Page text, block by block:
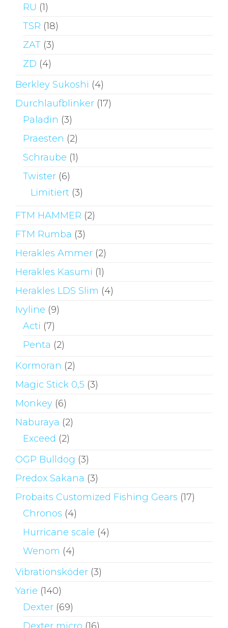
RU (1)
TSR (18)
ZAT (3)
ZD (4)
Berkley Sukoshi (4)
Durchlaufblinker (17)
Paladin (3)
Praesten (2)
Schraube (1)
Twister (6)
Limitiert (3)
FTM HAMMER (2)
FTM Rumba (3)
Herakles Ammer (2)
Herakles Kasumi (1)
Herakles LDS Slim (4)
Ivyline (9)
Acti (7)
Penta (2)
Kormoran (2)
Magic Stick 0,5 (3)
Monkey (6)
Naburaya (2)
Exceed (2)
OGP Bulldog (3)
Predox Sakana (3)
Probaits Customized Fishing Gears (17)
Chronos (4)
Hurricane scale (4)
Wenom (4)
Vibrationsköder (3)
Yarie (140)
Dexter (69)